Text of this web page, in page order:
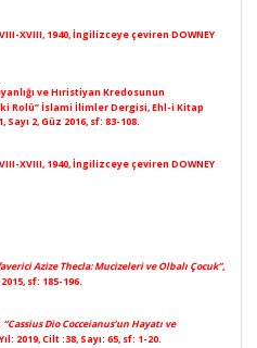
XVIII, 1940, İngilizceye çeviren DOWNEY
ve Hıristiyan Kredosunun
Rolü” İslami İlimler Dergisi, Ehl-i Kitap
Sayı 2, Güz 2016, sf: 83-108.
XVIII, 1940, İngilizceye çeviren DOWNEY
Azize Thecla: Mucizeleri ve Olbalı Çocuk”,
sf: 185-196.
“Cassius Dio Cocceianus’un Hayatı ve
2019, Cilt :38, Sayı: 65, sf: 1-20.